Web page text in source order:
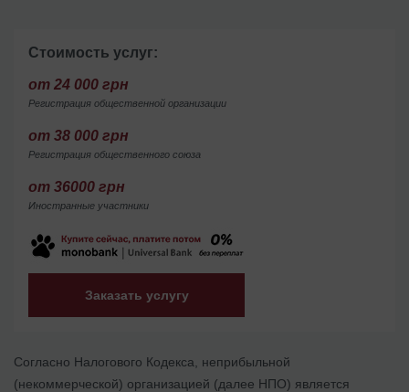
Стоимость услуг:
от 24 000 грн
Регистрация общественной организации
от 38 000 грн
Регистрация общественного союза
от 36000 грн
Иностранные участники
Заказать услугу
Согласно Налогового Кодекса, неприбыльной
(некоммерческой) организацией (далее НПО) является